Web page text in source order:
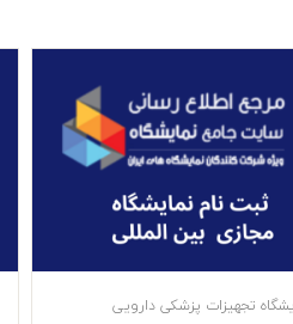
تجهیزات پزشکی دارویی